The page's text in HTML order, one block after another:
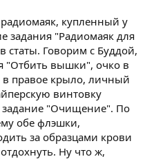
купленный у
задания "Радиомаяк для
статы. Говорим с Буддой,
"Отбить вышки", очко в
в правое крыло, личный
винтовку
"Очищение". По
обе флэшки,
за образцами крови
Ну что ж,